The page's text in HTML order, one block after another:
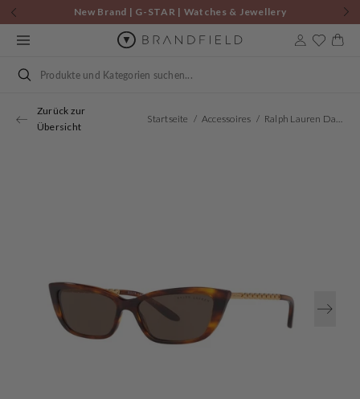
Zum
Inhalt
springen
New Brand | G-STAR | Watches & Jewellery
Suchen
Zurück zur
Übersicht
Startseite Accessoires Ralph Lauren Damen Sonnenbrille Braun RL817355500773
Medien